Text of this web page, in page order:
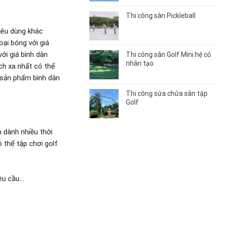
dùng khác
bóng với giá
giá bình dân
xa nhất có thể
phẩm bình dân
nhiều thời
thể tập chơi golf
cầu…
Thi công sân Pickleball
Thi công sân Golf Mini hệ cỏ
nhân tạo
Thi công sửa chửa sân tập
Golf